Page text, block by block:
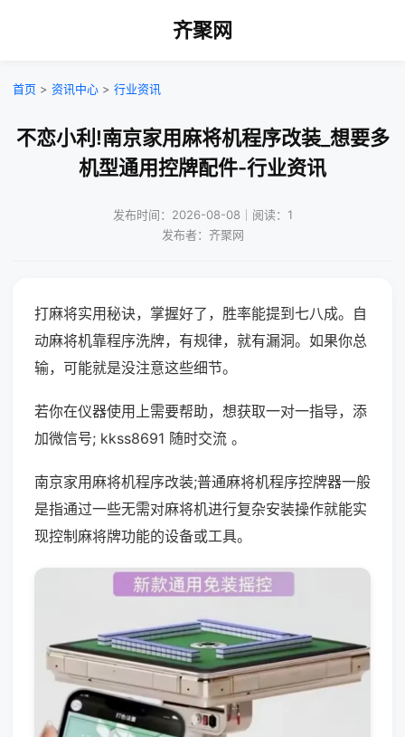
齐聚网
首页 > 资讯中心 > 行业资讯
不恋小利!南京家用麻将机程序改装_想要多
机型通用控牌配件-行业资讯
发布时间：2026-08-08｜阅读：1
发布者：齐聚网
打麻将实用秘诀，掌握好了，胜率能提到七八成。自
动麻将机靠程序洗牌，有规律，就有漏洞。如果你总
输，可能就是没注意这些细节。
若你在仪器使用上需要帮助，想获取一对一指导，添
加微信号; kkss8691 随时交流 。
南京家用麻将机程序改装;普通麻将机程序控牌器一般
是指通过一些无需对麻将机进行复杂安装操作就能实
现控制麻将牌功能的设备或工具。